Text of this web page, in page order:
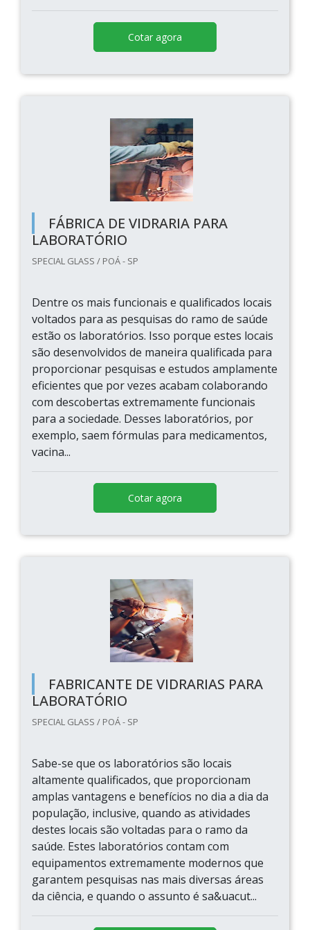
Cotar agora
FÁBRICA DE VIDRARIA PARA
LABORATÓRIO
SPECIAL GLASS / POÁ - SP
Dentre os mais funcionais e qualificados locais
voltados para as pesquisas do ramo de saúde
estão os laboratórios. Isso porque estes locais
são desenvolvidos de maneira qualificada para
proporcionar pesquisas e estudos amplamente
eficientes que por vezes acabam colaborando
com descobertas extremamente funcionais
para a sociedade. Desses laboratórios, por
exemplo, saem fórmulas para medicamentos,
vacina...
Cotar agora
FABRICANTE DE VIDRARIAS PARA
LABORATÓRIO
SPECIAL GLASS / POÁ - SP
Sabe-se que os laboratórios são locais
altamente qualificados, que proporcionam
amplas vantagens e benefícios no dia a dia da
população, inclusive, quando as atividades
destes locais são voltadas para o ramo da
saúde. Estes laboratórios contam com
equipamentos extremamente modernos que
garantem pesquisas nas mais diversas áreas
da ciência, e quando o assunto é sa&uacut...